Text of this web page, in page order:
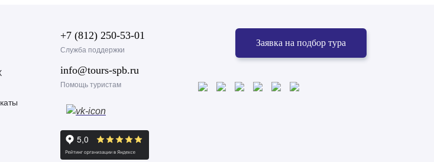
+7 (812) 250-53-01
Служба поддержки
info@tours-spb.ru
Помощь туристам
Заявка на подбор тура